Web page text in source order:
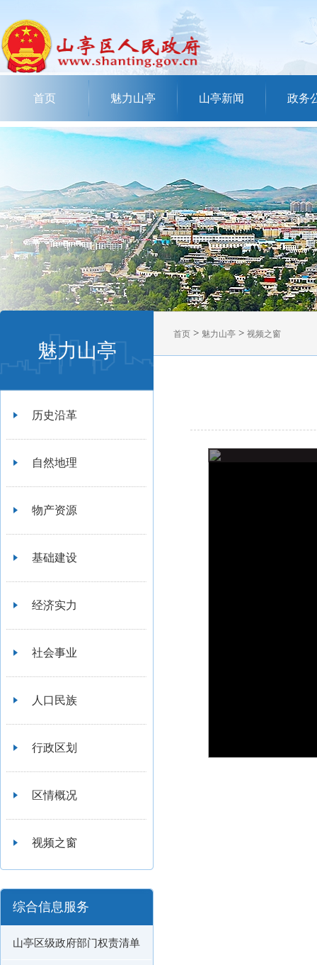
首页 魅力山亭 山亭新闻 政务
魅力山亭
历史沿革
自然地理
物产资源
基础建设
经济实力
社会事业
人口民族
行政区划
区情概况
视频之窗
综合信息服务
山亭区级政府部门权责清单
首页 > 魅力山亭 > 视频之窗